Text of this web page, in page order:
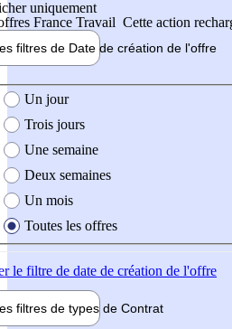
uniquement
France Travail Cette action
filtres de Date de création de l'offre
création de l'offre
Un jour
Trois jours
Une semaine
Deux semaines
Un mois
Toutes les offres
le filtre de date de création de l'offre
filtres de types de Contrat